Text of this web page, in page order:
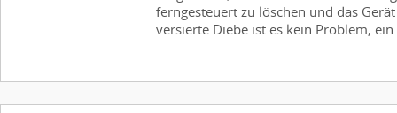
ferngesteuert zu löschen und das
versierte Diebe ist es kein Problem, ein